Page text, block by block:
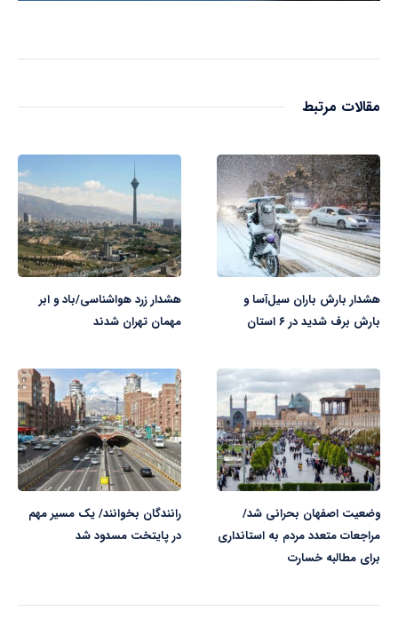
مقالات مرتبط
هشدار بارش باران سیل‌آسا و
بارش برف شدید در ۶ استان
هشدار زرد هواشناسی/باد و ابر
مهمان تهران شدند
وضعیت اصفهان بحرانی شد/
مراجعات متعدد مردم به استانداری
برای مطالبه خسارت
رانندگان بخوانند/ یک مسیر مهم
در پایتخت مسدود شد